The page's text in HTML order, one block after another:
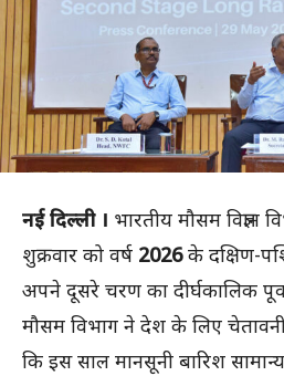
नई दिल्ली । भारतीय मौसम विज्ञान
शुक्रवार को वर्ष 2026के दक्षिण-
अपने दूसरे चरण का दीर्घकालिक
मौसम विभाग ने देश के लिए
कि इस साल मानसूनी बारिश